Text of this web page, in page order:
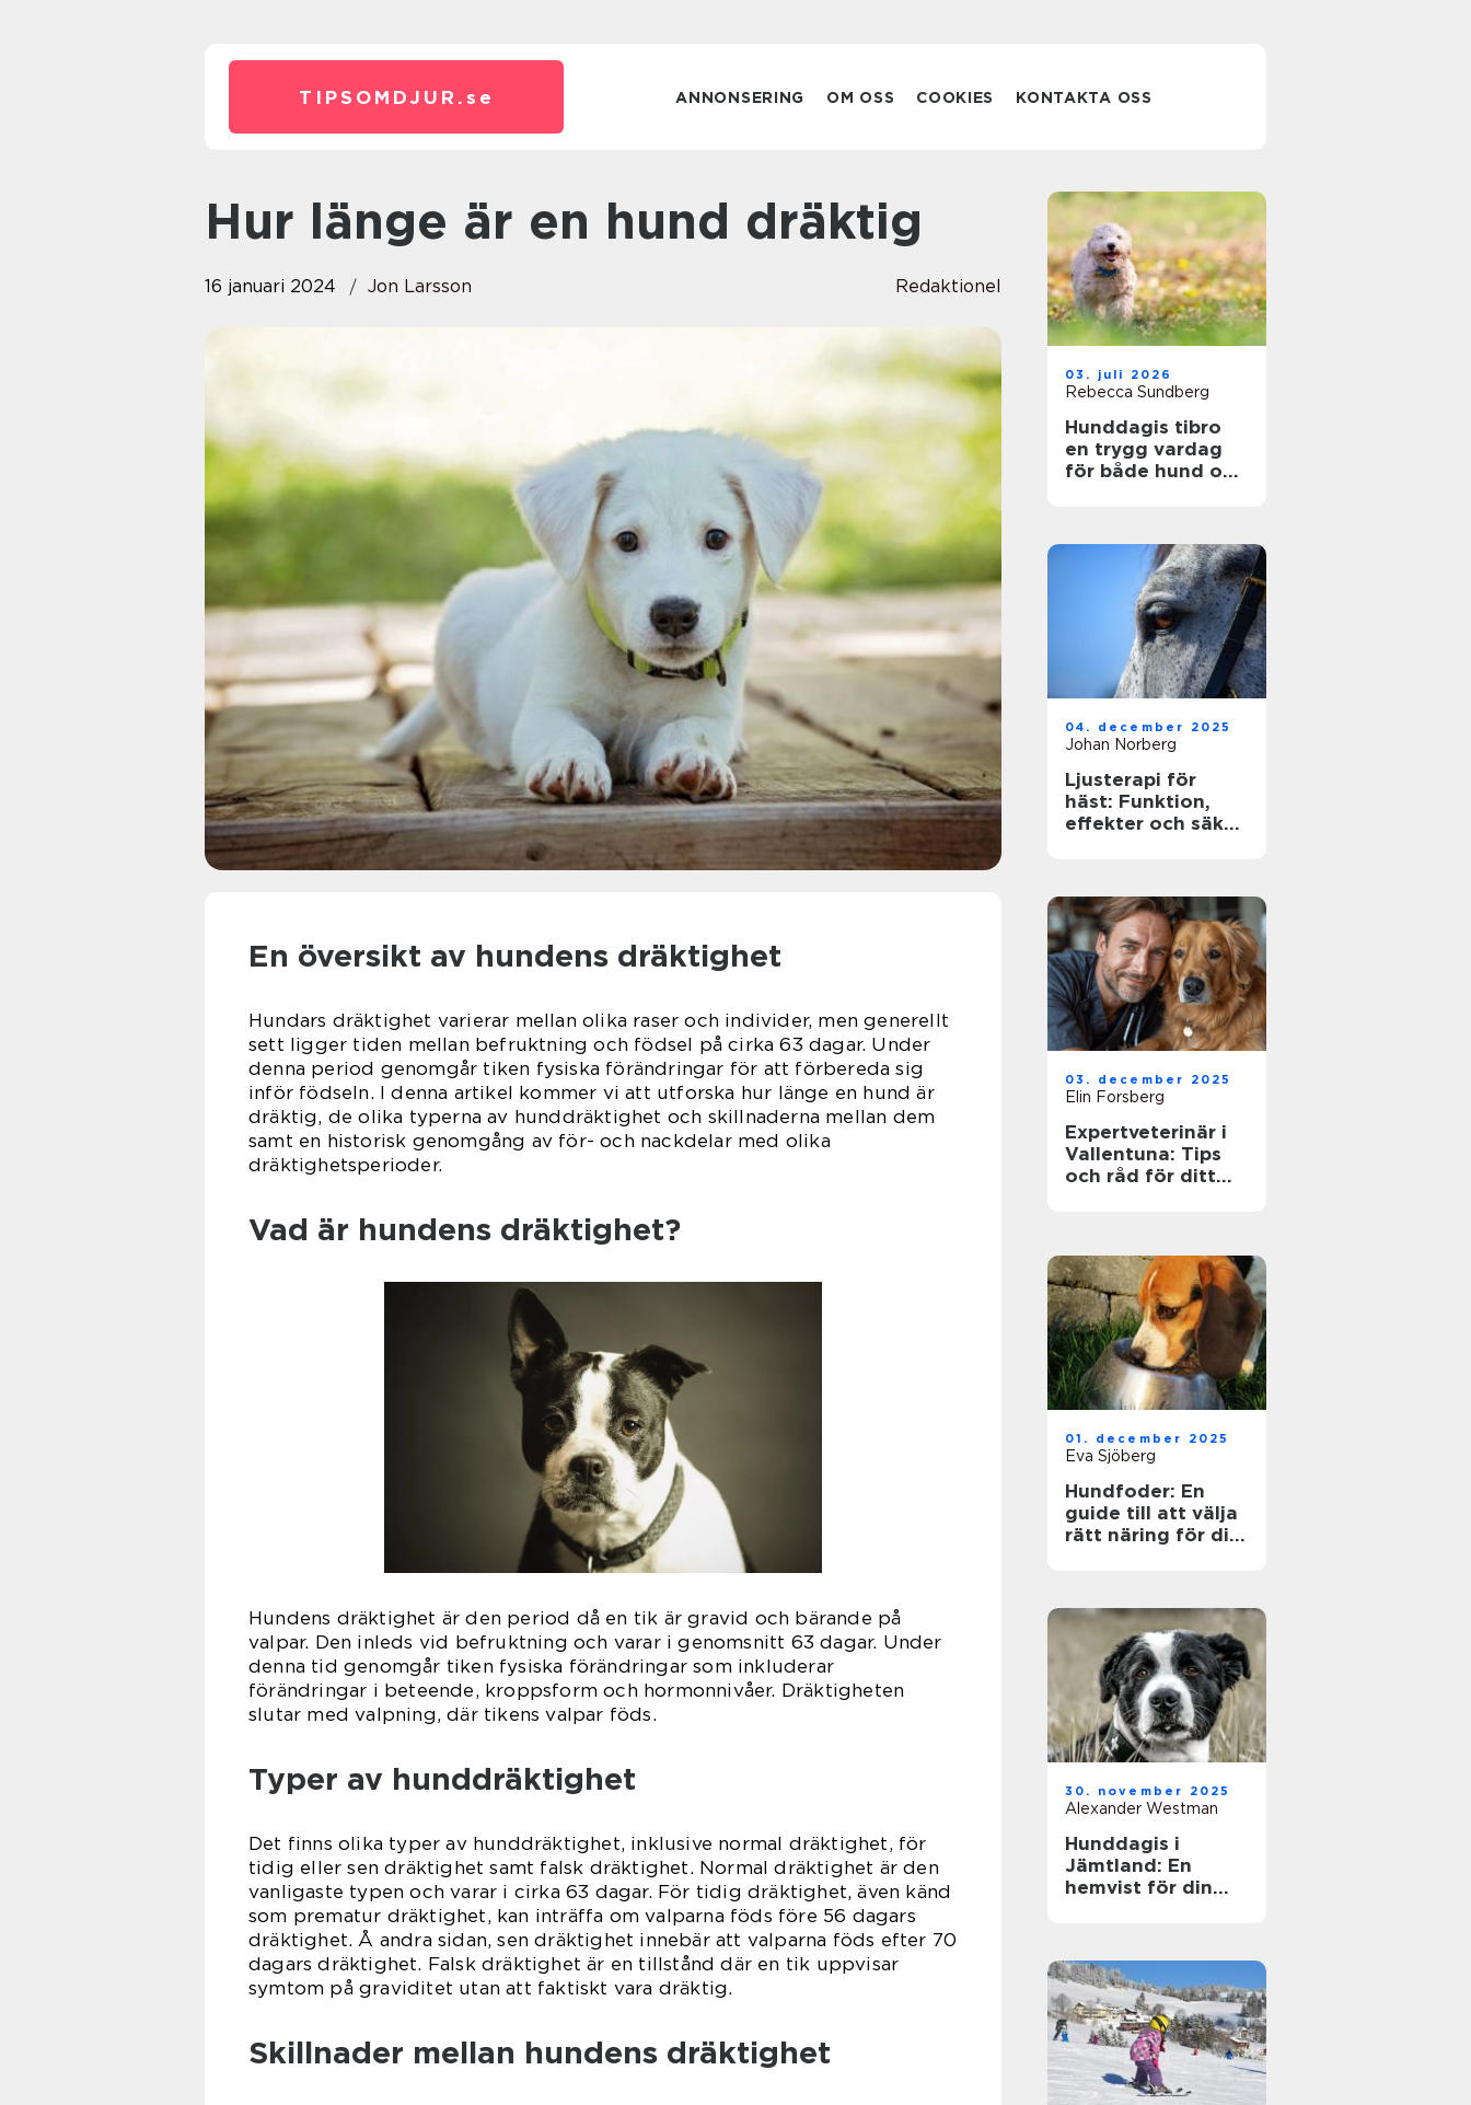
TIPSOMDJUR. se ANNONSERING OM OSS COOKIES KONTAKTA OSS
Hur länge är en hund dräktig
16 januari 2024 Jon Larsson Redaktionel
En översikt av hundens dräktighet
Hundars dräktighet varierar mellan olika raser och individer, men generellt
sett ligger tiden mellan befruktning och födsel på cirka 63 dagar. Under
denna period genomgår tiken fysiska förändringar för att förbereda sig
inför födseln. I denna artikel kommer vi att utforska hur länge en hund är
dräktig, de olika typerna av hunddräktighet och skillnaderna mellan dem
samt en historisk genomgång av för- och nackdelar med olika
dräktighetsperioder.
Vad är hundens dräktighet?
Hundens dräktighet är den period då en tik är gravid och bärande på
valpar. Den inleds vid befruktning och varar i genomsnitt 63 dagar. Under
denna tid genomgår tiken fysiska förändringar som inkluderar
förändringar i beteende, kroppsform och hormonnivåer. Dräktigheten
slutar med valpning, där tikens valpar föds.
Typer av hunddräktighet
Det finns olika typer av hunddräktighet, inklusive normal dräktighet, för
tidig eller sen dräktighet samt falsk dräktighet. Normal dräktighet är den
vanligaste typen och varar i cirka 63 dagar. För tidig dräktighet, även känd
som prematur dräktighet, kan inträffa om valparna föds före 56 dagars
dräktighet. Å andra sidan, sen dräktighet innebär att valparna föds efter 70
dagars dräktighet. Falsk dräktighet är en tillstånd där en tik uppvisar
symtom på graviditet utan att faktiskt vara dräktig.
Skillnader mellan hundens dräktighet
03. juli 2026
Rebecca Sundberg
Hunddagis tibro
en trygg vardag
för både hund och
04. december 2025
Johan Norberg
Ljusterapi för
häst: Funktion,
effekter och säker
03. december 2025
Elin Forsberg
Expertveterinär i
Vallentuna: Tips
och råd för ditt
01. december 2025
Eva Sjöberg
Hundfoder: En
guide till att välja
rätt näring för din
30. november 2025
Alexander Westman
Hunddagis i
Jämtland: En
hemvist för din